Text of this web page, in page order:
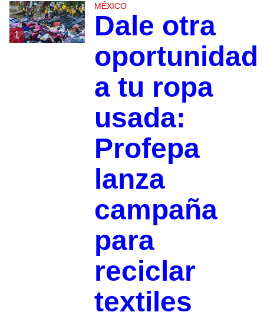
1
MÉXICO
Dale otra
oportunidad
a tu ropa
usada:
Profepa
lanza
campaña
para
reciclar
textiles